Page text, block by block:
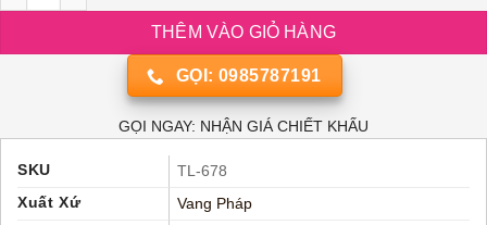
THÊM VÀO GIỎ HÀNG
GỌI: 0985787191
GỌI NGAY: NHẬN GIÁ CHIẾT KHẤU
SKU
TL-678
Xuất Xứ
Vang Pháp